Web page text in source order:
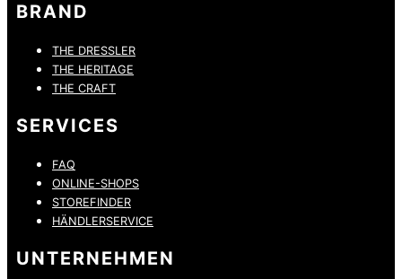
BRAND
THE DRESSLER
THE HERITAGE
THE CRAFT
SERVICES
FAQ
ONLINE-SHOPS
STOREFINDER
HÄNDLERSERVICE
UNTERNEHMEN